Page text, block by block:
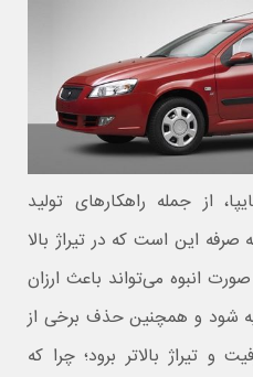
از جمله راهکارهای تولید
این است که در تیراژ بالا
انبوه می‌تواند باعث ارزان
شود و همچنین حذف برخی از
تیراژ بالاتر برود؛ چرا که